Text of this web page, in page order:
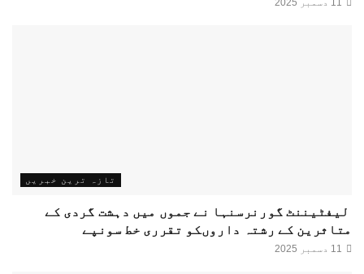
تازہ ترین خبریں
لیفٹیننٹ گورنرسنہا نے جموں میں دہشت گردی کے
متاثرین کے رشتہ داروںکو تقرری خط سونپے